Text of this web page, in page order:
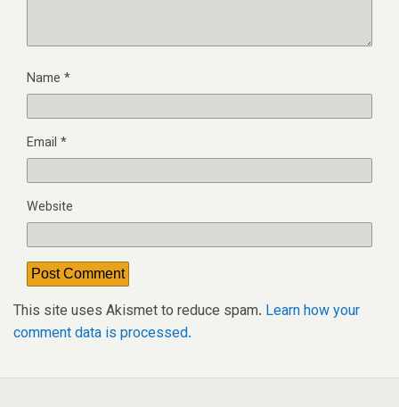
Name *
Email *
Website
This site uses Akismet to reduce spam. Learn how your
comment data is processed.